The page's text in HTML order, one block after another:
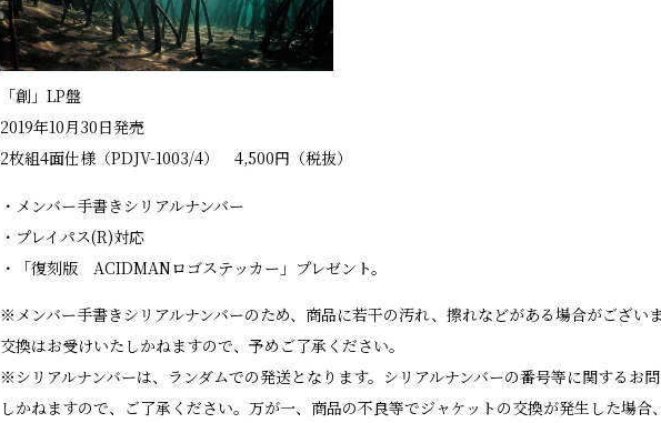
「創」LP盤
2019年10月30日発売
2枚組4面仕様（PDJV-1003/4） 4,500円（税抜）
・メンバー手書きシリアルナンバー
・プレイパス(R)対応
・「復刻版 ACIDMANロゴステッカー」プレゼント。
※メンバー手書きシリアルナンバーのため、商品に若干の汚れ、擦れなどがある場合がござい
交換はお受けいたしかねますので、予めご了承ください。
※シリアルナンバーは、ランダムでの発送となります。シリアルナンバーの番号等に関するお
しかねますので、ご了承ください。万が一、商品の不良等でジャケットの交換が発生した場